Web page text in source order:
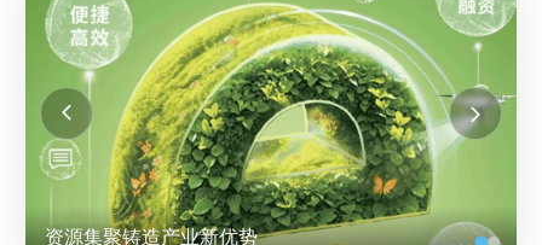
资源集聚铸造产业新优势